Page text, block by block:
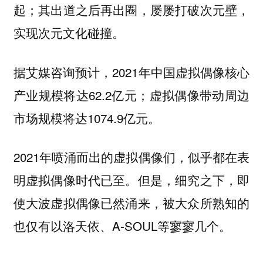
起；其出道之后再出圈，屡屡打破次元壁，
实现次元文化碰撞。
据艾媒咨询预计，2021年中国虚拟偶像核心
产业规模将达62.2亿元；虚拟偶像带动周边
市场规模将达1074.9亿元。
2021年喷涌而出的虚拟偶像们，似乎都在表
明虚拟偶像时代已至。但是，细究之下，即
使大波虚拟偶像已然涌来，被大众所熟知的
也仅有以洛天依、A-SOUL等寥寥几个。